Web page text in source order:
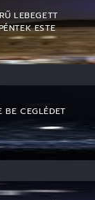
LEBEGETT
ESTE
BE CEGLÉDET